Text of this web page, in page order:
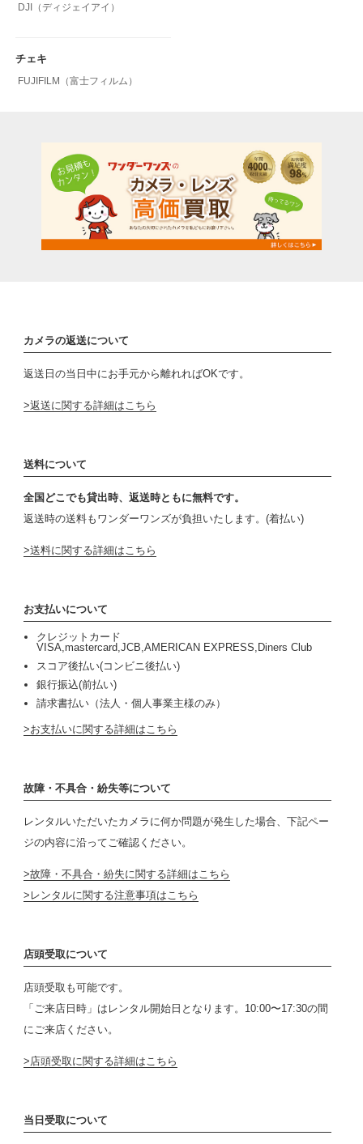
DJI（ディジェイアイ）
チェキ
FUJIFILM（富士フィルム）
カメラの返送について
返送日の当日中にお手元から離れればOKです。
返送に関する詳細はこちら
送料について
全国どこでも貸出時、返送時ともに無料です。
返送時の送料もワンダーワンズが負担いたします。(着払い)
送料に関する詳細はこちら
お支払いについて
クレジットカード
VISA,mastercard,JCB,AMERICAN EXPRESS,Diners Club
スコア後払い(コンビニ後払い)
銀行振込(前払い)
請求書払い（法人・個人事業主様のみ）
お支払いに関する詳細はこちら
故障・不具合・紛失等について
レンタルいただいたカメラに何か問題が発生した場合、下記ペー
ジの内容に沿ってご確認ください。
故障・不具合・紛失に関する詳細はこちら
レンタルに関する注意事項はこちら
店頭受取について
店頭受取も可能です。
「ご来店日時」はレンタル開始日となります。10:00〜17:30の間
にご来店ください。
店頭受取に関する詳細はこちら
当日受取について